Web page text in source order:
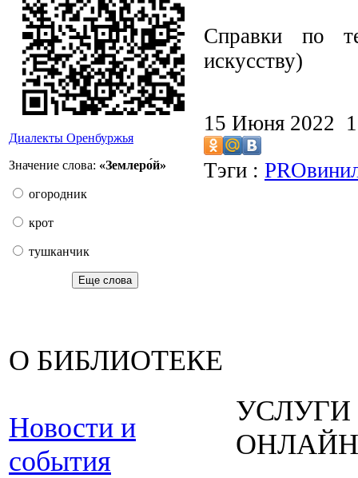
Диалекты Оренбуржья
Значение слова: «Землеро́й»
огородник
крот
тушканчик
Еще слова
Справки по
искусству)
15 Июня 2022
Тэги :
О БИБЛИОТЕКЕ
Новости и
события
УСЛУГИ
ОНЛАЙН